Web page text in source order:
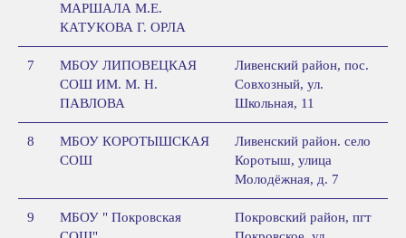
МАРШАЛА М.Е.
КАТУКОВА Г. ОРЛА
7
МБОУ ЛИПОВЕЦКАЯ
СОШ ИМ. М. Н.
ПАВЛОВА
Ливенский район, пос.
Совхозный, ул.
Школьная, 11
8
МБОУ КОРОТЫШСКАЯ
СОШ
Ливенский район. село
Коротыш, улица
Молодёжная, д. 7
9
МБОУ " Покровская
Покровский район, пгт